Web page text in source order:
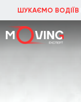
ШУКАЄМО ВОДІЇВ